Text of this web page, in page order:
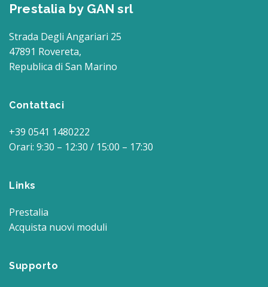
Prestalia by GAN srl
Strada Degli Angariari 25
47891 Rovereta,
Republica di San Marino
Contattaci
+39 0541 1480222
Orari: 9:30 – 12:30 / 15:00 – 17:30
Links
Prestalia
Acquista nuovi moduli
Supporto